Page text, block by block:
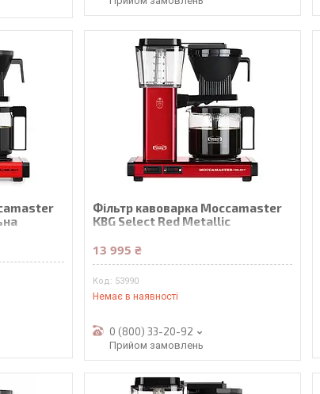
Фільтр кавоварка Moccamaster
KBG Select Red Metallic
13 995 ₴
53990
Немає в наявності
0 (800) 33-20-92
Прийом замовлень